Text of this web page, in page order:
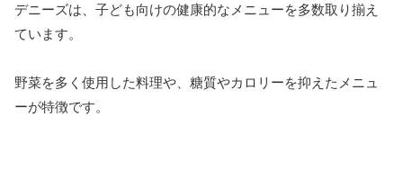
デニーズは、子ども向けの健康的なメニューを多数取り揃え
ています。
野菜を多く使用した料理や、糖質やカロリーを抑えたメニュ
ーが特徴です。